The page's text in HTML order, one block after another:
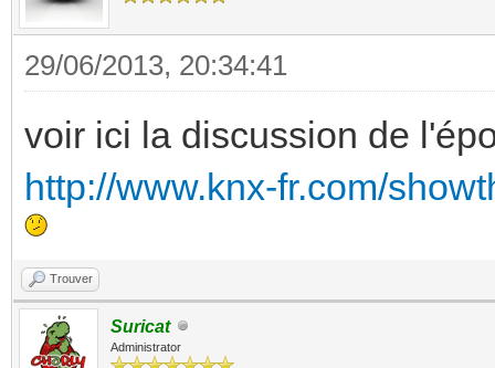
29/06/2013, 20:34:41
voir ici la discussion de
http://www.knx-fr.com/
Trouver
Suricat
Administrator